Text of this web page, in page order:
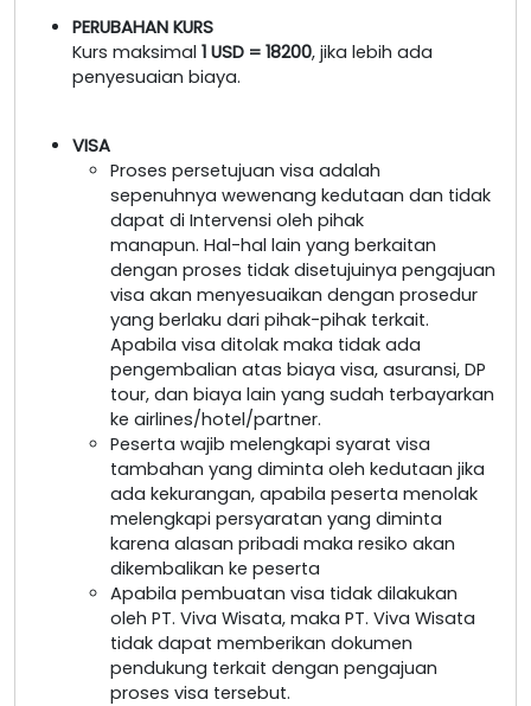
PERUBAHAN KURS
Kurs maksimal 1 USD = 18200, jika lebih ada
penyesuaian biaya.
VISA
Proses persetujuan visa adalah
sepenuhnya wewenang kedutaan dan tidak
dapat di Intervensi oleh pihak
manapun. Hal-hal lain yang berkaitan
dengan proses tidak disetujuinya pengajuan
visa akan menyesuaikan dengan prosedur
yang berlaku dari pihak-pihak terkait.
Apabila visa ditolak maka tidak ada
pengembalian atas biaya visa, asuransi, DP
tour, dan biaya lain yang sudah terbayarkan
ke airlines/hotel/partner.
Peserta wajib melengkapi syarat visa
tambahan yang diminta oleh kedutaan jika
ada kekurangan, apabila peserta menolak
melengkapi persyaratan yang diminta
karena alasan pribadi maka resiko akan
dikembalikan ke peserta
Apabila pembuatan visa tidak dilakukan
oleh PT. Viva Wisata, maka PT. Viva Wisata
tidak dapat memberikan dokumen
pendukung terkait dengan pengajuan
proses visa tersebut.